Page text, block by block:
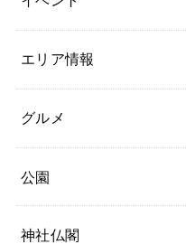
エリア情報
グルメ
公園
神社仏閣